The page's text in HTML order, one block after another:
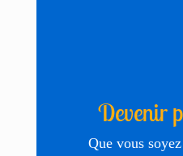
Devenir
Que vous